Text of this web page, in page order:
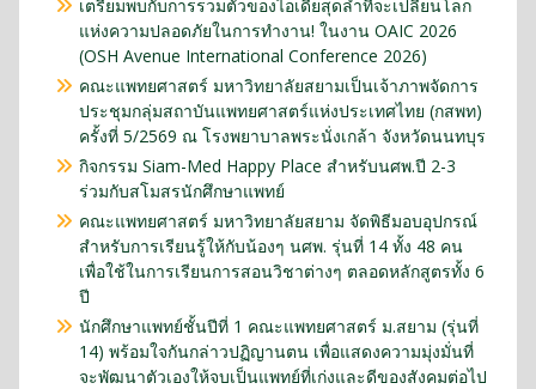
เตรียมพบกับการรวมตัวของไอเดียสุดล้ำที่จะเปลี่ยนโลก
แห่งความปลอดภัยในการทำงาน! ในงาน OAIC 2026
(OSH Avenue International Conference 2026)
คณะแพทยศาสตร์ มหาวิทยาลัยสยามเป็นเจ้าภาพจัดการ
ประชุมกลุ่มสถาบันแพทยศาสตร์แห่งประเทศไทย (กสพท)
ครั้งที่ 5/2569 ณ โรงพยาบาลพระนั่งเกล้า จังหวัดนนทบุร
กิจกรรม Siam-Med Happy Place สำหรับนศพ.ปี 2-3
ร่วมกับสโมสรนักศึกษาแพทย์
คณะแพทยศาสตร์ มหาวิทยาลัยสยาม จัดพิธีมอบอุปกรณ์
สำหรับการเรียนรู้ให้กับน้องๆ นศพ. รุ่นที่ 14 ทั้ง 48 คน
เพื่อใช้ในการเรียนการสอนวิชาต่างๆ ตลอดหลักสูตรทั้ง 6
ปี
นักศึกษาแพทย์ชั้นปีที่ 1 คณะแพทยศาสตร์ ม.สยาม (รุ่นที่
14) พร้อมใจกันกล่าวปฏิญานตน เพื่อแสดงความมุ่งมั่นที่
จะพัฒนาตัวเองให้จบเป็นแพทย์ที่เก่งและดีของสังคมต่อไป